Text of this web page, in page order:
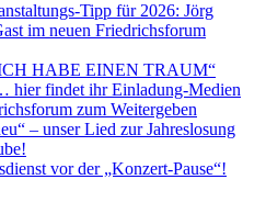
Tipp für 2026: Jörg
im neuen Friedrichsforum
HABE EINEN TRAUM“
hier findet ihr Einladung-Medien
zum Weitergeben
– unser Lied zur Jahreslosung
vor der „Konzert-Pause“!